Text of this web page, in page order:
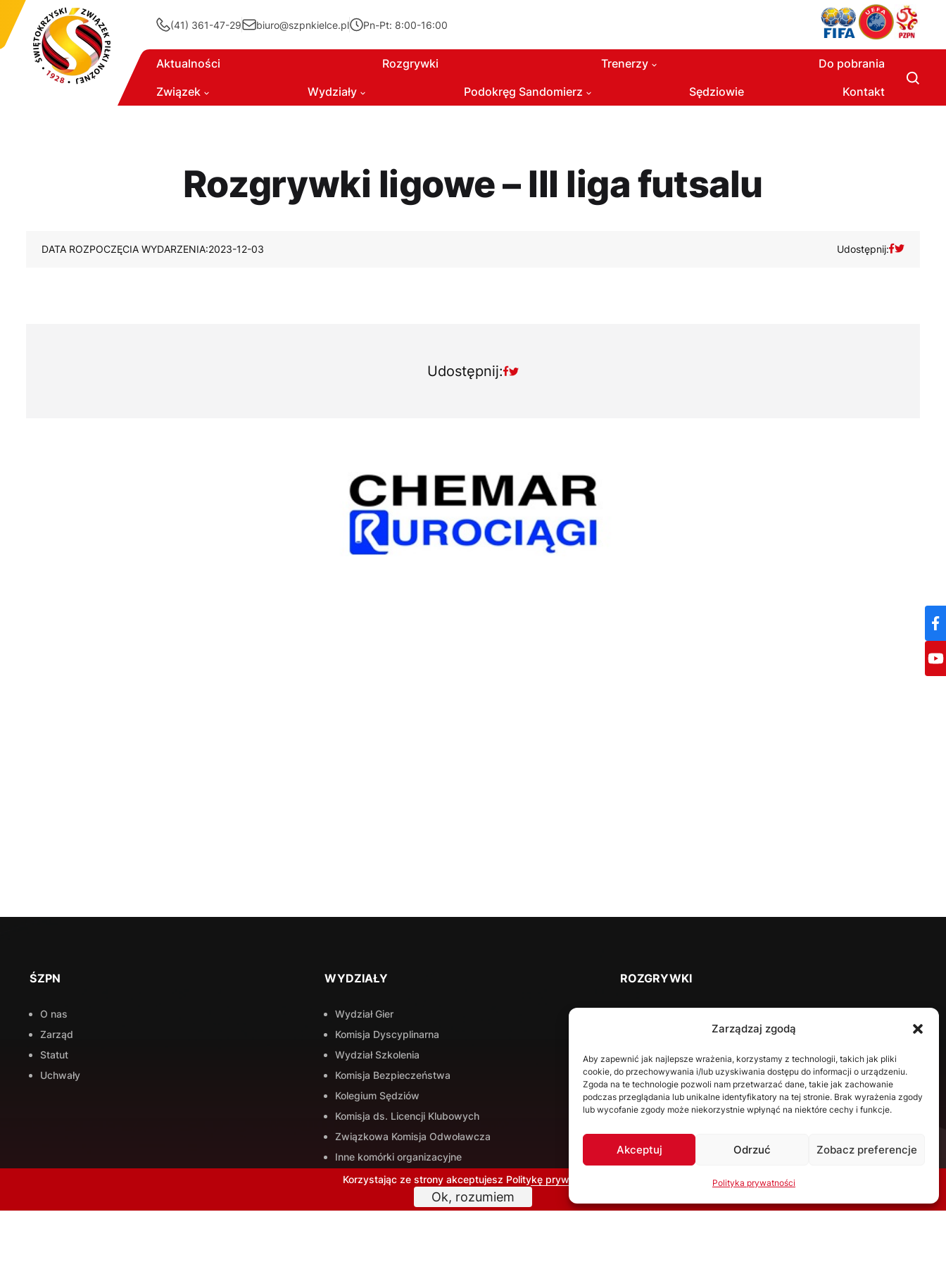
Zarządzaj zgodą
Aby zapewnić jak najlepsze wrażenia, korzystamy z technologii, takich jak pliki
cookie, do przechowywania i/lub uzyskiwania dostępu do informacji o urządzeniu.
Zgoda na te technologie pozwoli nam przetwarzać dane, takie jak zachowanie
podczas przeglądania lub unikalne identyfikatory na tej stronie. Brak wyrażenia zgody
lub wycofanie zgody może niekorzystnie wpłynąć na niektóre cechy i funkcje.
Akceptuj Odrzuć Zobacz preferencje
Polityka prywatności
(41) 361-47-29 biuro@szpnkielce.pl Pn-Pt: 8:00-16:00
Związek
Aktualności
Wydziały
Rozgrywki
Podokręg Sandomierz
Trenerzy
Sędziowie
Do pobrania
Kontakt
Rozgrywki ligowe – III liga futsalu
DATA ROZPOCZĘCIA WYDARZENIA:2023-12-03 Udostępnij:
Udostępnij:
ŚZPN
O nas
Zarząd
Statut
Uchwały
WYDZIAŁY
Wydział Gier
Komisja Dyscyplinarna
Wydział Szkolenia
Komisja Bezpieczeństwa
Kolegium Sędziów
Komisja ds. Licencji Klubowych
Związkowa Komisja Odwoławcza
Inne komórki organizacyjne
ROZGRYWKI
2023/2024
2022/2023
2021/2022
2020/2021
2019/2020
2018/2019
Korzystając ze strony akceptujesz Politykę prywatności
Ok, rozumiem